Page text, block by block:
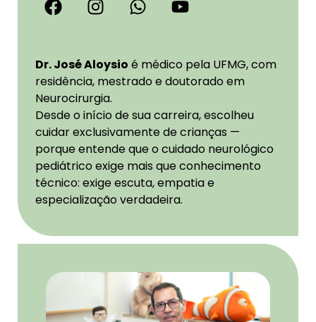
Dr. José Aloysio é médico pela UFMG, com
residência, mestrado e doutorado em
Neurocirurgia.
Desde o início de sua carreira, escolheu
cuidar exclusivamente de crianças —
porque entende que o cuidado neurológico
pediátrico exige mais que conhecimento
técnico: exige escuta, empatia e
especialização verdadeira.